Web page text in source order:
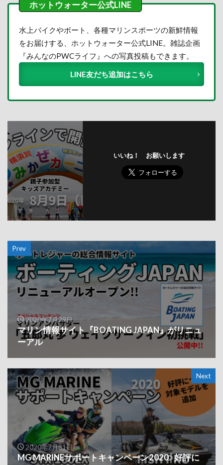
水上バイクやボート、各種マリンスポーツの新鮮情報
をお届けする、ホットウォーター公式LINE。雑誌企画
『みんなのPWCライフ』への写真投稿もできます。
LINE友だち追加はこちら
いいね！ お願いします
Prev
2020年7月29日
マリン情報サイト『BOATING JAPAN』がリニュ
ーアル
Next
2020年7月31日
MG MARINEサポートキャンペーン2020│好評に